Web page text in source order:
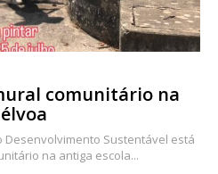
comunitário na
Desenvolvimento Sustentável está
na antiga escola...